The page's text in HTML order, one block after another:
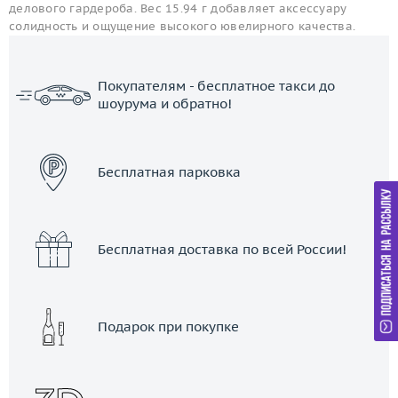
делового гардероба. Вес 15.94 г добавляет аксессуару
солидность и ощущение высокого ювелирного качества.
Покупателям - бесплатное такси до
шоурума и обратно!
Бесплатная парковка
Бесплатная доставка по всей России!
Подарок при покупке